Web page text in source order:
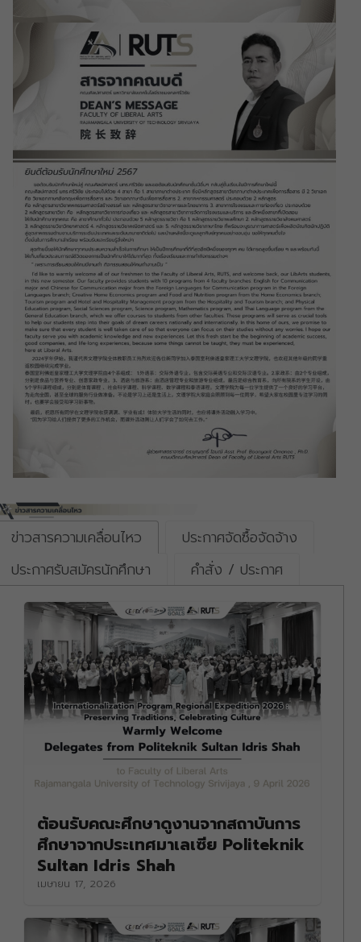
ข่าวสารความเคลื่อนไหว
ประกาศจัดซื้อจัดจ้าง
ประกาศรับสมัครนักศึกษา
คำสั่ง / ประกาศ
ต้อนรับคณะศึกษาดูงานจากสถาบันการ
ศึกษาจากประเทศมาเลเซีย Politeknik
Sultan Idris Shah
เมษายน 17, 2026